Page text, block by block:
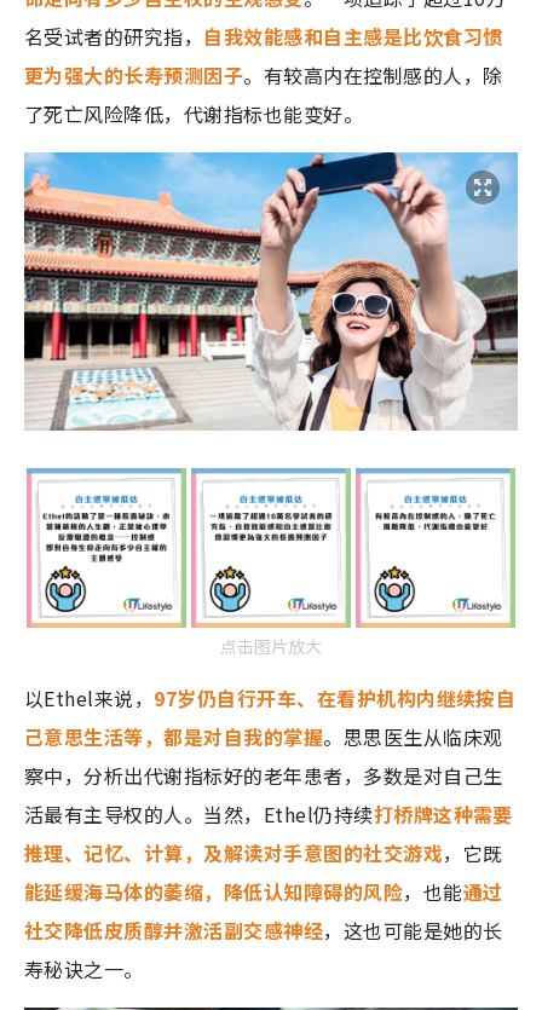
名受试者的研究指， 自我效能感和自主感是比饮食习惯
更为强大的长寿预测因子。有较高内在控制感的人，除
了死亡风险降低，代谢指标也能变好。
点击图片放大
以Ethel来说， 97岁仍自行开车、在看护机构内继续按自
己意思生活等，都是对自我的掌握。思思医生从临床观
察中，分析出代谢指标好的老年患者，多数是对自己生
活最有主导权的人。当然，Ethel仍持续打桥牌这种需要
推理、记忆、计算，及解读对手意图的社交游戏，它既
能延缓海马体的萎缩，降低认知障碍的风险，也能通过
社交降低皮质醇并激活副交感神经，这也可能是她的长
寿秘诀之一。